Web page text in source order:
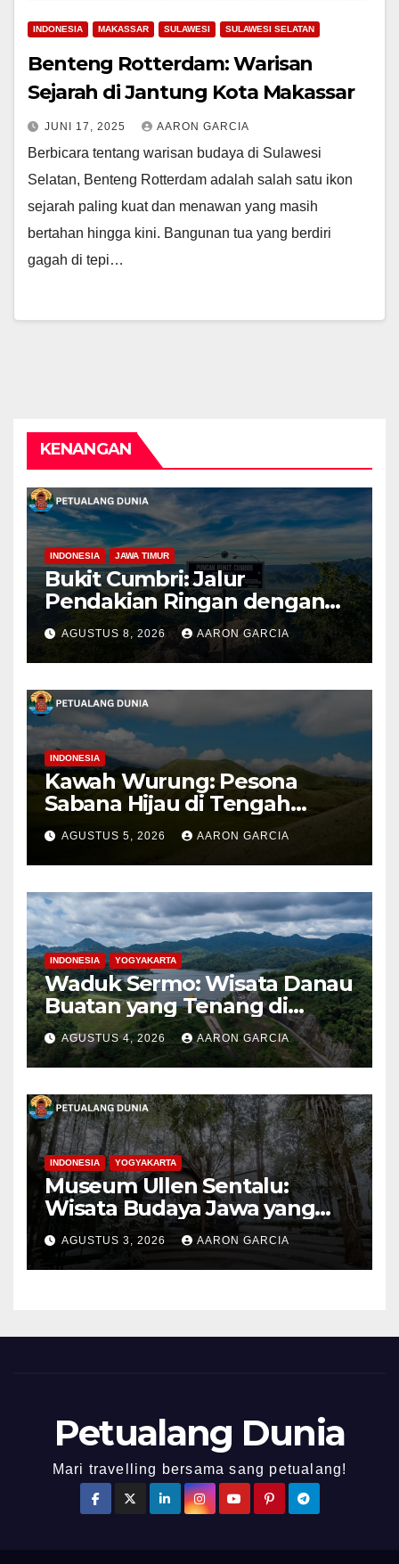
INDONESIA MAKASSAR SULAWESI SULAWESI SELATAN
Benteng Rotterdam: Warisan
Sejarah di Jantung Kota Makassar
JUNI 17, 2025 AARON GARCIA
Berbicara tentang warisan budaya di Sulawesi
Selatan, Benteng Rotterdam adalah salah satu ikon
sejarah paling kuat dan menawan yang masih
bertahan hingga kini. Bangunan tua yang berdiri
gagah di tepi…
KENANGAN
INDONESIA JAWA TIMUR
Bukit Cumbri: Jalur
Pendakian Ringan dengan
Panorama Perbukitan
AGUSTUS 8, 2026 AARON GARCIA
INDONESIA
Kawah Wurung: Pesona
Sabana Hijau di Tengah
Pegunungan Bondowoso
AGUSTUS 5, 2026 AARON GARCIA
INDONESIA YOGYAKARTA
Waduk Sermo: Wisata Danau
Buatan yang Tenang di
Perbukitan Menoreh Kulon
Progo
AGUSTUS 4, 2026 AARON GARCIA
INDONESIA YOGYAKARTA
Museum Ullen Sentalu:
Wisata Budaya Jawa yang
Elegan di Lereng Kaliurang
AGUSTUS 3, 2026 AARON GARCIA
Petualang Dunia
Mari travelling bersama sang petualang!